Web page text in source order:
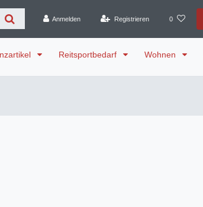
Anmelden Registrieren 0
Reitsportbedarf Wohnen